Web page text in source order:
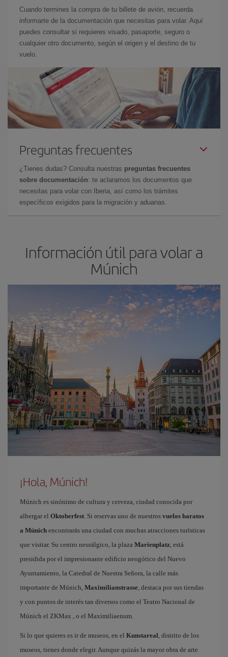
Cuando termines la compra de tu billete de avión, recuerda
informarte de la documentación que necesitas para volar. Aquí
puedes consultar si requieres visado, pasaporte, seguro o
cualquier otro documento, según el origen y el destino de tu
vuelo.
Preguntas frecuentes
¿Tienes dudas? Consulta nuestras preguntas frecuentes
sobre documentación: te aclaramos los documentos que
necesitas para volar con Iberia, así como los trámites
específicos exigidos para la migración y aduanas.
Información útil para volar a
Múnich
¡Hola, Múnich!
Múnich es sinónimo de cultura y cerveza, ciudad conocida por
albergar el Oktoberfest. Si reservas uno de nuestros vuelos baratos
a Múnich encontrarás una ciudad con muchas atracciones turísticas
que visitar. Su centro neurálgico, la plaza Marienplatz, est
presidida por el impresionante edificio neogótico del Nuevo
Ayuntamiento, la Catedral de Nuestra Señora, la calle más
importante de Múnich, Maximilianstrasse, destaca por sus tiendas
y con puntos de interés tan diversos como el Teatro Nacional de
Múnich el ZKMax , o el Maximiliaenum.
Si lo que quieres es ir de museos, en el Kunstareal, distrito de los
museos, tienes donde elegir. Aunque quizás la mayor obra de arte